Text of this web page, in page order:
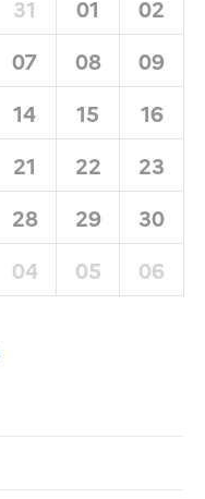
31 01
02
07 08
09
14 15
16
21 22
23
28 29
30
04 05 06